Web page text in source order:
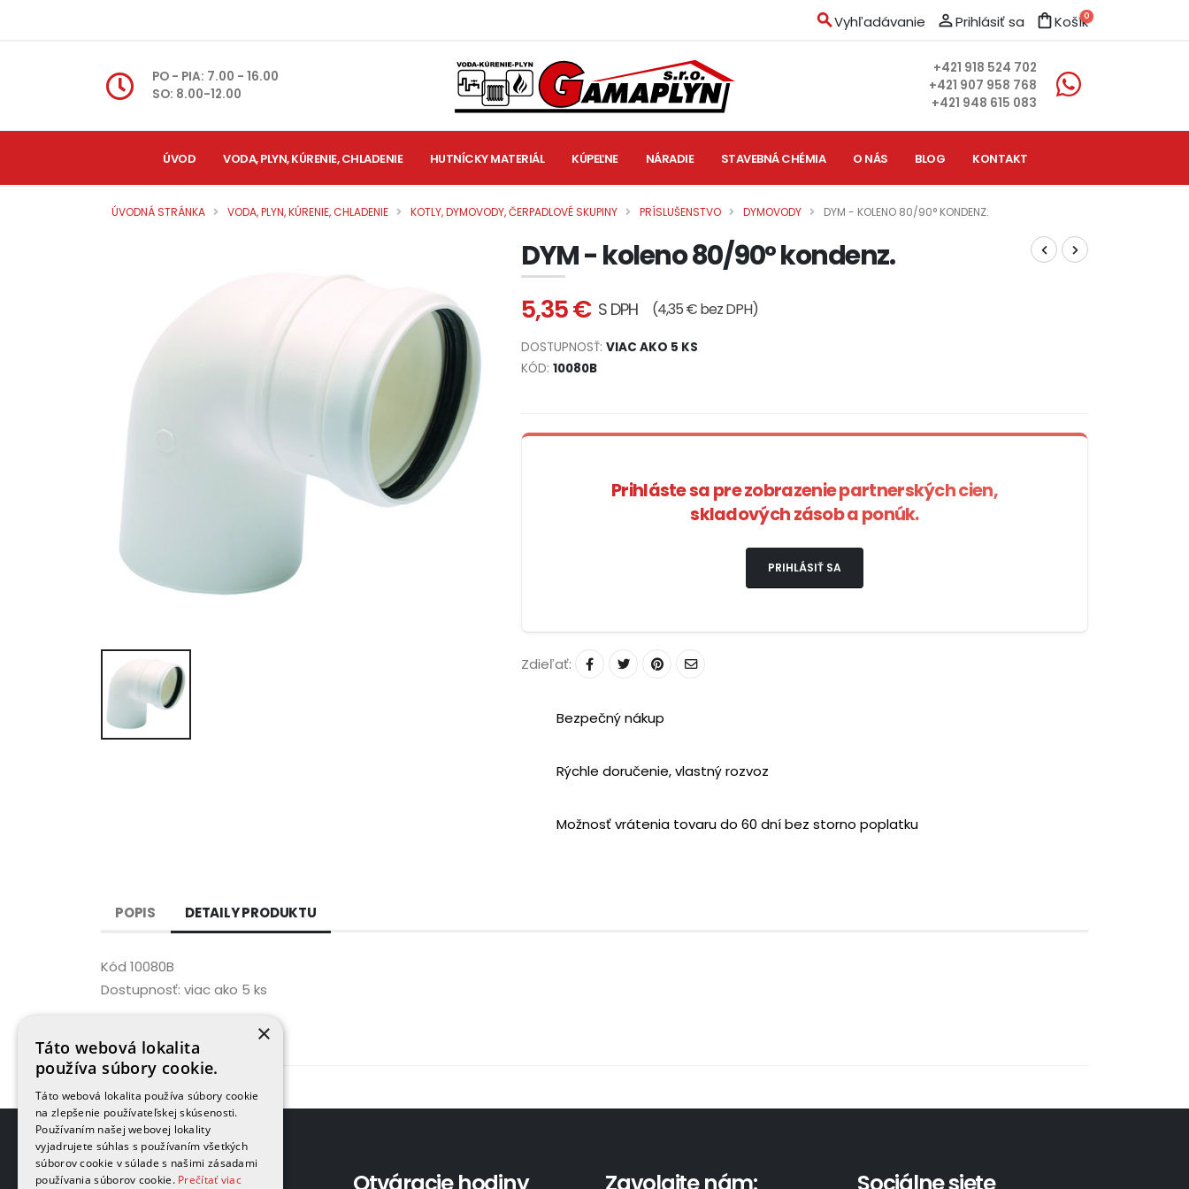
searchVyhľadávanie person_outlinePrihlásiť sa shopping_bagKošík0
PO - PIA: 7.00 - 16.00
SO: 8.00-12.00
+421 918 524 702
+421 907 958 768
+421 948 615 083
ÚVOD VODA, PLYN, KÚRENIE, CHLADENIE HUTNÍCKY MATERIÁL KÚPEĽNE NÁRADIE STAVEBNÁ CHÉMIA O NÁS BLOG KONTAKT
ÚVODNÁ STRÁNKA VODA, PLYN, KÚRENIE, CHLADENIE KOTLY, DYMOVODY, ČERPADLOVÉ SKUPINY PRÍSLUŠENSTVO DYMOVODY DYM - KOLENO 80/90° KONDENZ.
DYM - koleno 80/90° kondenz.
5,35 € S DPH (4,35 € bez DPH)
DOSTUPNOSŤ: VIAC AKO 5 KS
KÓD: 10080B
Prihláste sa pre zobrazenie partnerských cien,
skladových zásob a ponúk.
PRIHLÁSIŤ SA
Zdieľať:
Bezpečný nákup
Rýchle doručenie, vlastný rozvoz
Možnosť vrátenia tovaru do 60 dní bez storno poplatku
POPIS DETAILY PRODUKTU
Kód 10080B
Dostupnosť: viac ako 5 ks
×
Táto webová lokalita
používa súbory cookie.
Táto webová lokalita používa súbory cookie
na zlepšenie používateľskej skúsenosti.
Používaním našej webovej lokality
vyjadrujete súhlas s používaním všetkých
súborov cookie v súlade s našimi zásadami
používania súborov cookie. Prečítať viac